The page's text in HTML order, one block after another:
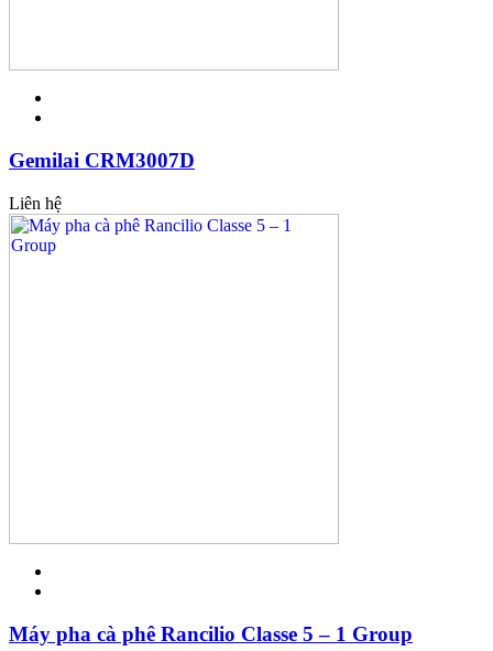
Gemilai CRM3007D
Liên hệ
Máy pha cà phê Rancilio Classe 5 – 1 Group